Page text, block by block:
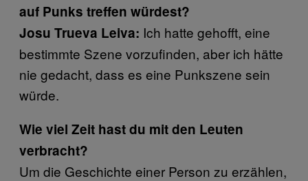
auf Punks treffen würdest?
Josu Trueva Leiva: Ich hatte gehofft, eine
bestimmte Szene vorzufinden, aber ich hätte
nie gedacht, dass es eine Punkszene sein
würde.
Wie viel Zeit hast du mit den Leuten
verbracht?
Um die Geschichte einer Person zu erzählen,